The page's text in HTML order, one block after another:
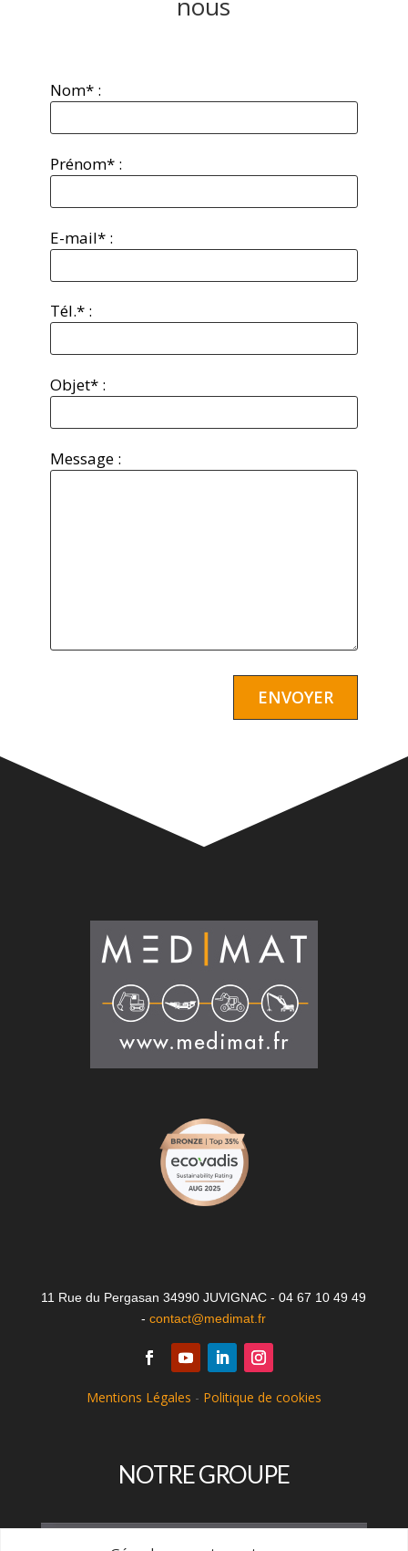
Nom* :
Prénom* :
E-mail* :
Tél.* :
Objet* :
Message :
11 Rue du Pergasan 34990 JUVIGNAC - 04 67 10 49 49
-contact@medimat.fr
Mentions Légales - Politique de cookies
NOTRE GROUPE